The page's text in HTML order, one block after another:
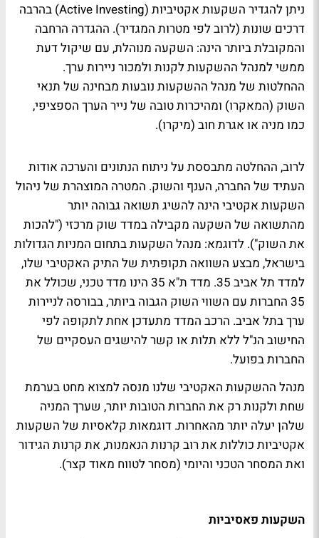
ניתן להגדיר השקעות אקטיביות (Active Investing) בהרבה
דרכים שונות (לרוב לפי מטרות המגדיר). ההגדרה הרחבה
והמקובלת ביותר הינה: השקעה מנוהלת, עם שיקול דעת
ממשי למנהל ההשקעות לקנות ולמכור ניירות ערך.
ההחלטות של מנהל ההשקעות נובעות מבחינה של תנאי
השוק (המאקרו) ומהיכרות טובה של נייר הערך הספציפי,
כמו מניה או אגרת חוב (מיקרו).
לרוב, ההחלטה מתבססת על ניתוח הנתונים והערכה אודות
העתיד של החברה, הענף והשוק. המטרה המוצהרת של ניהול
השקעות אקטיבי הינה להשיג תשואה גבוהה יותר
מהתשואה של השקעה מקבילה במדד שוק מרכזי ("להכות
את השוק"). לדוגמא: מנהל השקעות בתחום המניות הגדולות
בישראל, מבצע השוואה תקופתית של התיק האקטיבי שלו,
למדד תל אביב 35. מדד ת"א 35 הינו מדד טכני, שכולל את
35 החברות עם השווי השוק הגבוה ביותר, בבורסה לניירות
ערך בתל אביב. הרכב המדד מתעדכן אחת לתקופה לפי
החישוב הנ"ל ללא תלות או קשר להישגים העסקיים של
החברות בפועל.
מנהל ההשקעות האקטיבי שלנו מנסה למצוא מחט בערמת
שחת ולקנות רק את החברות הטובות יותר, שערך המניה
שלהן יעלה יותר מהאחרות. דוגמאות קלאסיות של השקעות
אקטיביות כוללות את רוב קרנות הנאמנות, את קרנות הגידור
ואת המסחר הטכני והיומי (מסחר לטווח מאוד קצר).
השקעות פאסיביות